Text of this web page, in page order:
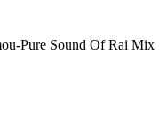
Pure Sound Of Rai Mix